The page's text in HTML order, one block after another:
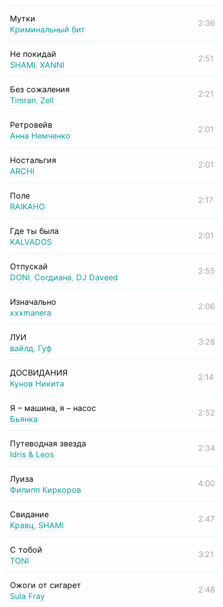
Мутки
Криминальный бит
2:36
Не покидай
SHAMI, XANNI
2:51
Без сожаления
Timran, Zell
2:21
Ретровейв
Анна Немченко
2:01
Ностальгия
ARCHI
2:01
Поле
RAIKAHO
2:17
Где ты была
KALVADOS
2:01
Отпускай
DONI, Согдиана, DJ Daveed
2:55
Изначально
xxxmanera
2:06
ЛУИ
вайлд, Гуф
3:28
ДОСВИДАНИЯ
Кунов Никита
2:14
Я – машина, я – насос
Бьянка
2:52
Путеводная звезда
Idris & Leos
2:34
Луиза
Филипп Киркоров
4:00
Свидание
Кравц, SHAMI
2:47
С тобой
TONI
3:21
Ожоги от сигарет
Sula Fray
2:48